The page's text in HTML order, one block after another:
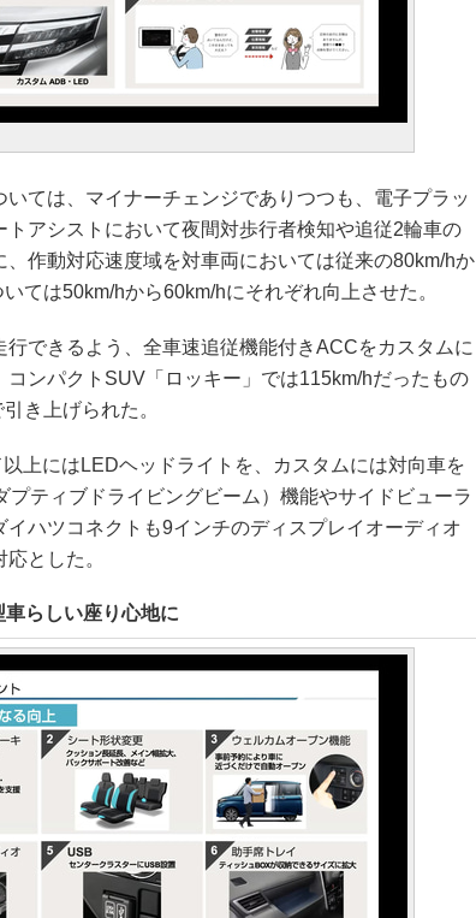
ては、マイナーチェンジでありつつも、電子プラッ
トアシストにおいて夜間対歩行者検知や追従2輪車の
作動対応速度域を対車両においては従来の80km/hか
ては50km/hから60km/hにそれぞれ向上させた。
できるよう、全車速追従機能付きACCをカスタムに
ンパクトSUV「ロッキー」では115km/hだったもの
き上げられた。
上にはLEDヘッドライトを、カスタムには対向車を
ティブドライビングビーム）機能やサイドビューラ
イハツコネクトも9インチのディスプレイオーディオ
とした。
らしい座り心地に